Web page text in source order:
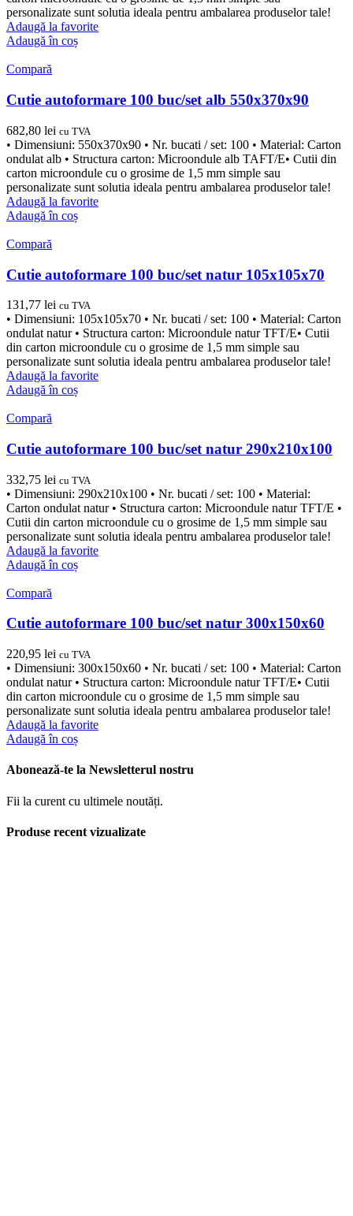
personalizate sunt solutia ideala pentru ambalarea produselor tale!
Adaugă la favorite
Adaugă în coș
Compară
Cutie autoformare 100 buc/set alb 550x370x90
682,80 lei cu TVA
• Dimensiuni: 550x370x90 • Nr. bucati / set: 100 • Material: Carton
ondulat alb • Structura carton: Microondule alb TAFT/E• Cutii din
carton microondule cu o grosime de 1,5 mm simple sau
personalizate sunt solutia ideala pentru ambalarea produselor tale!
Adaugă la favorite
Adaugă în coș
Compară
Cutie autoformare 100 buc/set natur 105x105x70
131,77 lei cu TVA
• Dimensiuni: 105x105x70 • Nr. bucati / set: 100 • Material: Carton
ondulat natur • Structura carton: Microondule natur TFT/E• Cutii
din carton microondule cu o grosime de 1,5 mm simple sau
personalizate sunt solutia ideala pentru ambalarea produselor tale!
Adaugă la favorite
Adaugă în coș
Compară
Cutie autoformare 100 buc/set natur 290x210x100
332,75 lei cu TVA
• Dimensiuni: 290x210x100 • Nr. bucati / set: 100 • Material:
Carton ondulat natur • Structura carton: Microondule natur TFT/E •
Cutii din carton microondule cu o grosime de 1,5 mm simple sau
personalizate sunt solutia ideala pentru ambalarea produselor tale!
Adaugă la favorite
Adaugă în coș
Compară
Cutie autoformare 100 buc/set natur 300x150x60
220,95 lei cu TVA
• Dimensiuni: 300x150x60 • Nr. bucati / set: 100 • Material: Carton
ondulat natur • Structura carton: Microondule natur TFT/E• Cutii
din carton microondule cu o grosime de 1,5 mm simple sau
personalizate sunt solutia ideala pentru ambalarea produselor tale!
Adaugă la favorite
Adaugă în coș
Abonează-te la Newsletterul nostru
Fii la curent cu ultimele noutăți.
Produse recent vizualizate